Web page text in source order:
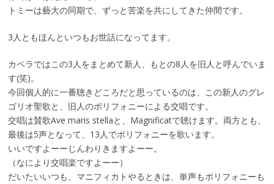
トミーは藝大の同期で、ずっと苦楽を共にしてきた仲間です。
3人ともほんといつもお世話になってます。
カペラではこの3人をまとめて新人、もとの8人を旧人と呼んでいま
す(笑)。
今回個人的に一番聴きどころだと思っているのは、この新人のグレ
ゴリオ聖歌と、旧人のポリフォニーによる交唱です。
交唱は賛歌Ave maris stellaと、Magnificatで聴けます。両方とも、
最後は5声となって、13人でポリフォニーを歌います。
いいですよーーじんわりきますよーー。
（なにより交唱楽ですよーー）
だいたいいつも、マニフィカトやるときは、単声もポリフォニーも